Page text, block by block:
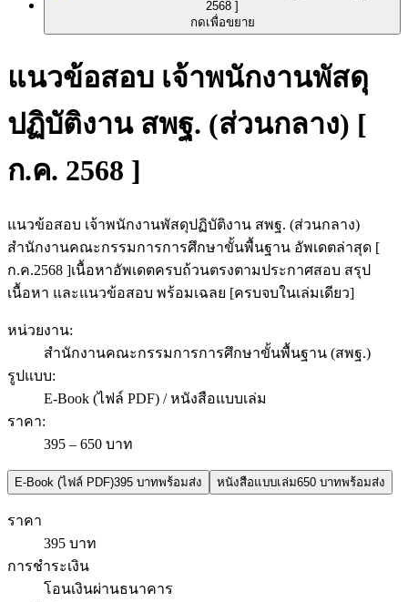
กดเพื่อขยาย
แนวข้อสอบ เจ้าพนักงานพัสดุ
ปฏิบัติงาน สพฐ. (ส่วนกลาง) [
ก.ค. 2568 ]
แนวข้อสอบ เจ้าพนักงานพัสดุปฏิบัติงาน สพฐ. (ส่วนกลาง)
สำนักงานคณะกรรมการการศึกษาขั้นพื้นฐาน อัพเดตล่าสุด [
ก.ค.2568 ]เนื้อหาอัพเดตครบถ้วนตรงตามประกาศสอบ สรุป
เนื้อหา และแนวข้อสอบ พร้อมเฉลย [ครบจบในเล่มเดียว]
หน่วยงาน:
สำนักงานคณะกรรมการการศึกษาขั้นพื้นฐาน (สพฐ.)
รูปแบบ:
E-Book (ไฟล์ PDF) / หนังสือแบบเล่ม
ราคา:
395 – 650 บาท
E-Book (ไฟล์ PDF)395 บาทพร้อมส่ง หนังสือแบบเล่ม650 บาทพร้อมส่ง
ราคา
395 บาท
การชำระเงิน
โอนเงินผ่านธนาคาร